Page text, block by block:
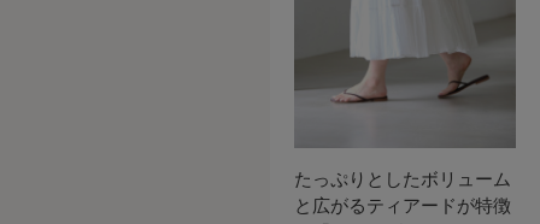
たっぷりとしたボリューム
と広がるティアードが特徴